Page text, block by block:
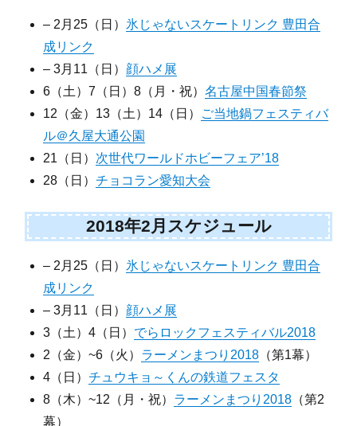
– 2月25（日） 氷じゃないスケートリンク 豊田合
成リンク
– 3月11（日） 顔ハメ展
6（土）7（日）8（月・祝）名古屋中国春節祭
12（金）13（土）14（日） ご当地鍋フェスティバ
ル＠久屋大通公園
21（日） 次世代ワールドホビーフェア’18
28（日）チョコラン愛知大会
2018年2月スケジュール
– 2月25（日） 氷じゃないスケートリンク 豊田合
成リンク
– 3月11（日） 顔ハメ展
3（土）4（日） でらロックフェスティバル2018
2（金）~6（火） ラーメンまつり2018 （第1幕）
4（日）チュウキョ～くんの鉄道フェスタ
8（木）~12（月・祝） ラーメンまつり2018 （第2
幕）